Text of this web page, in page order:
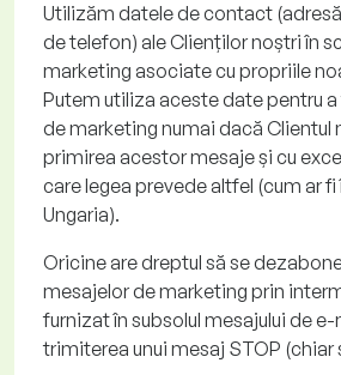
Utilizăm datele de contact
de telefon) ale Clienților noștri în
marketing asociate cu propriile
Putem utiliza aceste date pentru
de marketing numai dacă Clientul
primirea acestor mesaje și cu
care legea prevede altfel (cum ar fi
Ungaria).
Oricine are dreptul să se
mesajelor de marketing prin
furnizat în subsolul mesajului de e-
trimiterea unui mesaj STOP (chiar